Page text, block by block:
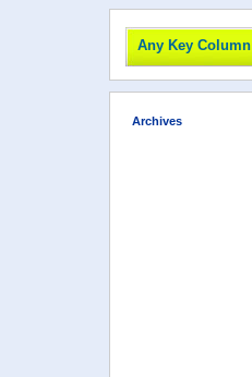
Any Key Column
Archives